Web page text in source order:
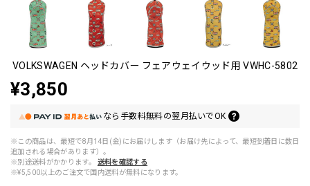
VOLKSWAGEN ヘッドカバー フェアウェイウッド用 VWHC-5802
¥3,850
なら 手数料無料の翌月払いでOK
※この商品は、最短で8月14日(金)にお届けします（お届け先によって、最短到着日に数日
追加される場合があります）。
※別途送料がかかります。
送料を確認する
※¥5,500以上のご注文で国内送料が無料になります。